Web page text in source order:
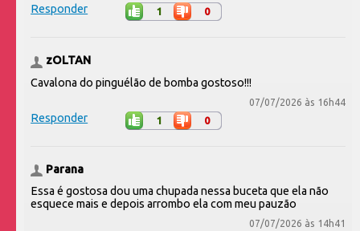
Responder 1 0
zOLTAN
Cavalona do pinguélão de bomba gostoso!!!
07/07/2026 às 16h44
Responder 1 0
Parana
Essa é gostosa dou uma chupada nessa buceta que ela não
esquece mais e depois arrombo ela com meu pauzão
07/07/2026 às 14h41